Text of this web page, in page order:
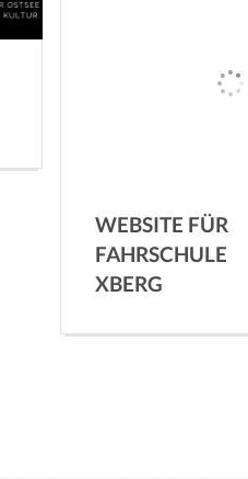
WEBSITE FÜR
FAHRSCHULE
XBERG